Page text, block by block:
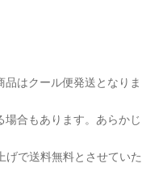
品はクール便発送となりま
合もあります。あらかじ
で送料無料とさせていた